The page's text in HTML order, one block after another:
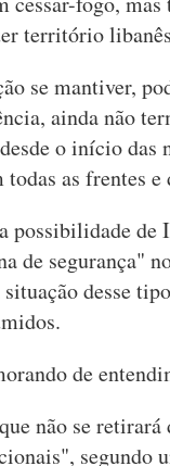
território
se mantiver,
ainda não
o início das
as frentes
possibilidade
de segurança"
situação desse
de
não se